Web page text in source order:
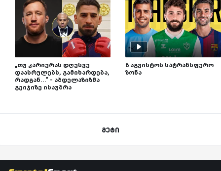
„თუ კარიერას დღესვე
დაასრულებს, გამიხარდება,
რადგან...“ - აბდელაზიზმა
გეიჯიზე ისაუბრა
6 აგვისტოს სატრანსფერო
ზონა
მეტი